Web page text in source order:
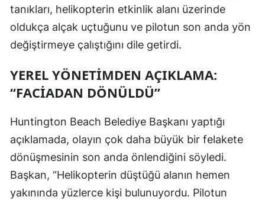
Karabük
Kilis
Düzce
tanıkları, helikopterin etkinlik alanı üzerinde
oldukça alçak uçtuğunu ve pilotun son anda yön
değiştirmeye çalıştığını dile getirdi.
YEREL YÖNETIMDEN AÇIKLAMA:
“FACIADAN DÖNÜLDÜ”
Huntington Beach Belediye Başkanı yaptığı
açıklamada, olayın çok daha büyük bir felakete
dönüşmesinin son anda önlendiğini söyledi.
Başkan, “Helikopterin düştüğü alanın hemen
yakınında yüzlerce kişi bulunuyordu. Pilotun